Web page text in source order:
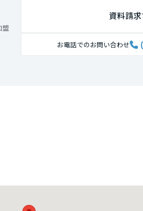
盟
資料請
お電話でのお問い合わせ